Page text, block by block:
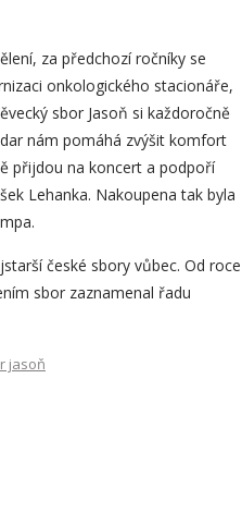
za předchozí ročníky se
onkologického stacionáře,
sbor Jasoň si každoročně
nám pomáhá zvýšit komfort
přijdou na koncert a podpoří
Lehanka. Nakoupena tak byla
české sbory vůbec. Od roce
sbor zaznamenal řadu
jasoň